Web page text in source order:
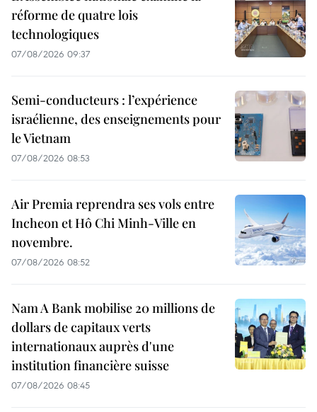
réforme de quatre lois
technologiques
07/08/2026 09:37
Semi-conducteurs : l’expérience
israélienne, des enseignements pour
le Vietnam
07/08/2026 08:53
Air Premia reprendra ses vols entre
Incheon et Hô Chi Minh-Ville en
novembre.
07/08/2026 08:52
Nam A Bank mobilise 20 millions de
dollars de capitaux verts
internationaux auprès d'une
institution financière suisse
07/08/2026 08:45